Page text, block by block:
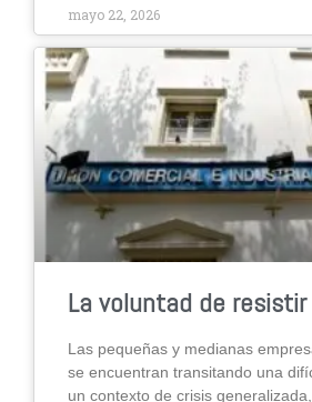
mayo 22, 2026
La voluntad de resistir
Las pequeñas y medianas
se encuentran transitando una
un contexto de crisis